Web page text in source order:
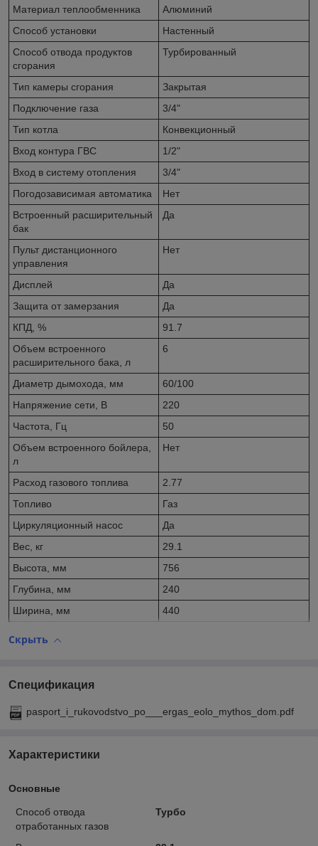
Материал теплообменника
Алюминий
Способ установки
Настенный
Способ отвода продуктов
сгорания
Турбированный
Тип камеры сгорания
Закрытая
Подключение газа
3/4"
Тип котла
Конвекционный
Вход контура ГВС
1/2"
Вход в систему отопления
3/4"
Погодозависимая автоматика
Нет
Встроенный расширительный
бак
Да
Пульт дистанционного
управления
Нет
Дисплей
Да
Защита от замерзания
Да
КПД, %
91.7
Объем встроенного
расширительного бака, л
6
Диаметр дымохода, мм
60/100
Напряжение сети, В
220
Частота, Гц
50
Объем встроенного бойлера,
л
Нет
Расход газового топлива
2.77
Топливо
Газ
Циркуляционный насос
Да
Вес, кг
29.1
Высота, мм
756
Глубина, мм
240
Ширина, мм
440
Скрыть
Спецификация
pasport_i_rukovodstvo_po___ergas_eolo_mythos_dom.pdf
Характеристики
Основные
Способ отвода
отработанных газов
Турбо